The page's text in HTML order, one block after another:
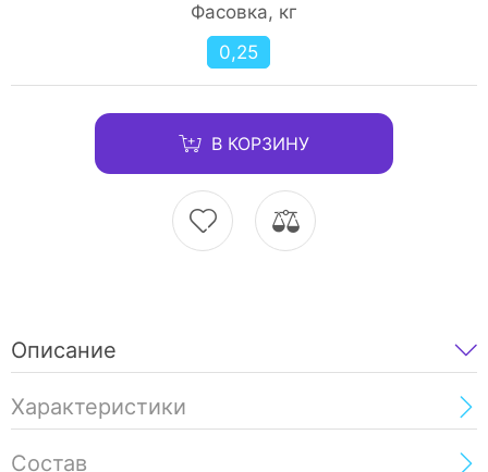
Фасовка, кг
0,25
В КОРЗИНУ
Описание
Характеристики
Состав